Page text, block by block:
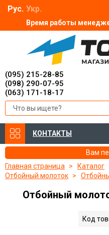
Время работы
Рус. Укр.
(095) 215-28-85
(098) 290-07-95
(063) 171-18-17
КОНТАКТЫ
Вам
Главная страница
Каталог
Отбойный молоток
Отбойный
Код